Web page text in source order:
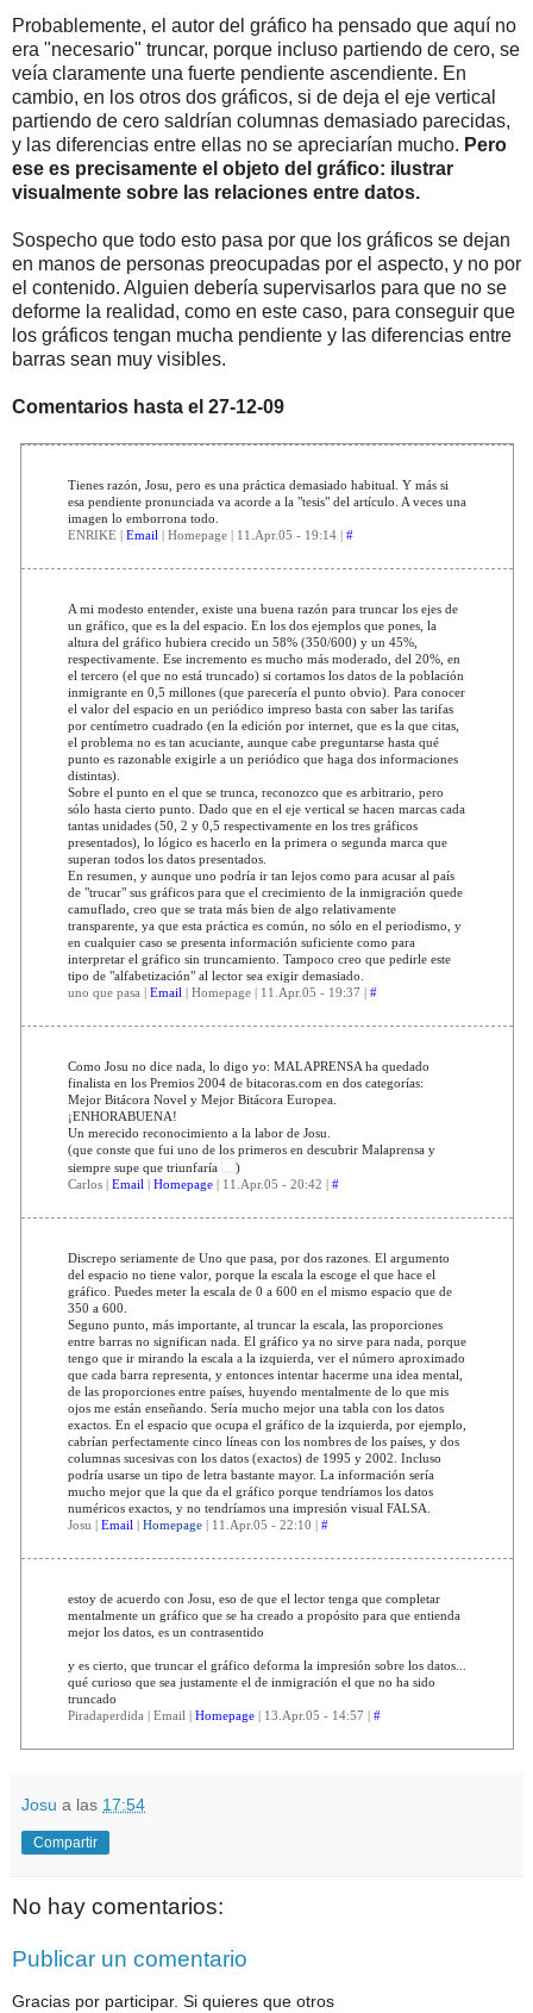
Probablemente, el autor del gráfico ha pensado que aquí no
era "necesario" truncar, porque incluso partiendo de cero, se
veía claramente una fuerte pendiente ascendiente. En
cambio, en los otros dos gráficos, si de deja el eje vertical
partiendo de cero saldrían columnas demasiado parecidas,
y las diferencias entre ellas no se apreciarían mucho. Pero
ese es precisamente el objeto del gráfico: ilustrar
visualmente sobre las relaciones entre datos.
Sospecho que todo esto pasa por que los gráficos se dejan
en manos de personas preocupadas por el aspecto, y no por
el contenido. Alguien debería supervisarlos para que no se
deforme la realidad, como en este caso, para conseguir que
los gráficos tengan mucha pendiente y las diferencias entre
barras sean muy visibles.
Comentarios hasta el 27-12-09
Tienes razón, Josu, pero es una práctica demasiado habitual. Y más si
esa pendiente pronunciada va acorde a la "tesis" del artículo. A veces una
imagen lo emborrona todo.
ENRIKE | Email | Homepage | 11.Apr.05 - 19:14 | #
A mi modesto entender, existe una buena razón para truncar los ejes de
un gráfico, que es la del espacio. En los dos ejemplos que pones, la
altura del gráfico hubiera crecido un 58% (350/600) y un 45%,
respectivamente. Ese incremento es mucho más moderado, del 20%, en
el tercero (el que no está truncado) si cortamos los datos de la población
inmigrante en 0,5 millones (que parecería el punto obvio). Para conocer
el valor del espacio en un periódico impreso basta con saber las tarifas
por centímetro cuadrado (en la edición por internet, que es la que citas,
el problema no es tan acuciante, aunque cabe preguntarse hasta qué
punto es razonable exigirle a un periódico que haga dos informaciones
distintas).
Sobre el punto en el que se trunca, reconozco que es arbitrario, pero
sólo hasta cierto punto. Dado que en el eje vertical se hacen marcas cada
tantas unidades (50, 2 y 0,5 respectivamente en los tres gráficos
presentados), lo lógico es hacerlo en la primera o segunda marca que
superan todos los datos presentados.
En resumen, y aunque uno podría ir tan lejos como para acusar al país
de "trucar" sus gráficos para que el crecimiento de la inmigración quede
camuflado, creo que se trata más bien de algo relativamente
transparente, ya que esta práctica es común, no sólo en el periodismo, y
en cualquier caso se presenta información suficiente como para
interpretar el gráfico sin truncamiento. Tampoco creo que pedirle este
tipo de "alfabetización" al lector sea exigir demasiado.
uno que pasa | Email | Homepage | 11.Apr.05 - 19:37 | #
Como Josu no dice nada, lo digo yo: MALAPRENSA ha quedado
finalista en los Premios 2004 de bitacoras.com en dos categorías:
Mejor Bitácora Novel y Mejor Bitácora Europea.
¡ENHORABUENA!
Un merecido reconocimiento a la labor de Josu.
(que conste que fui uno de los primeros en descubrir Malaprensa y
siempre supe que triunfaría
)
Carlos | Email | Homepage| 11.Apr.05 - 20:42 | #
Discrepo seriamente de Uno que pasa, por dos razones. El argumento
del espacio no tiene valor, porque la escala la escoge el que hace el
gráfico. Puedes meter la escala de 0 a 600 en el mismo espacio que de
350 a 600.
Seguno punto, más importante, al truncar la escala, las proporciones
entre barras no significan nada. El gráfico ya no sirve para nada, porque
tengo que ir mirando la escala a la izquierda, ver el número aproximado
que cada barra representa, y entonces intentar hacerme una idea mental,
de las proporciones entre países, huyendo mentalmente de lo que mis
ojos me están enseñando. Sería mucho mejor una tabla con los datos
exactos. En el espacio que ocupa el gráfico de la izquierda, por ejemplo,
cabrían perfectamente cinco líneas con los nombres de los países, y dos
columnas sucesivas con los datos (exactos) de 1995 y 2002. Incluso
podría usarse un tipo de letra bastante mayor. La información sería
mucho mejor que la que da el gráfico porque tendríamos los datos
numéricos exactos, y no tendríamos una impresión visual FALSA.
Josu | Email | Homepage| 11.Apr.05 - 22:10 | #
estoy de acuerdo con Josu, eso de que el lector tenga que completar
mentalmente un gráfico que se ha creado a propósito para que entienda
mejor los datos, es un contrasentido
y es cierto, que truncar el gráfico deforma la impresión sobre los datos...
qué curioso que sea justamente el de inmigración el que no ha sido
truncado
Piradaperdida | Email | Homepage| 13.Apr.05 - 14:57 | #
Josu a las 17:54
Compartir
No hay comentarios:
Publicar un comentario
Gracias por participar. Si quieres que otros